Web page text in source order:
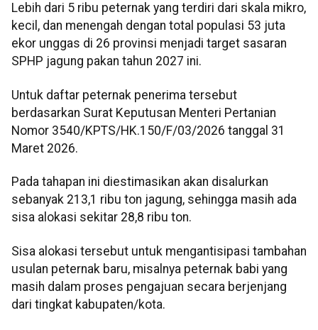
Lebih dari 5 ribu peternak yang terdiri dari skala mikro,
kecil, dan menengah dengan total populasi 53 juta
ekor unggas di 26 provinsi menjadi target sasaran
SPHP jagung pakan tahun 2027 ini.
Untuk daftar peternak penerima tersebut
berdasarkan Surat Keputusan Menteri Pertanian
Nomor 3540/KPTS/HK.150/F/03/2026 tanggal 31
Maret 2026.
Pada tahapan ini diestimasikan akan disalurkan
sebanyak 213,1 ribu ton jagung, sehingga masih ada
sisa alokasi sekitar 28,8 ribu ton.
Sisa alokasi tersebut untuk mengantisipasi tambahan
usulan peternak baru, misalnya peternak babi yang
masih dalam proses pengajuan secara berjenjang
dari tingkat kabupaten/kota.